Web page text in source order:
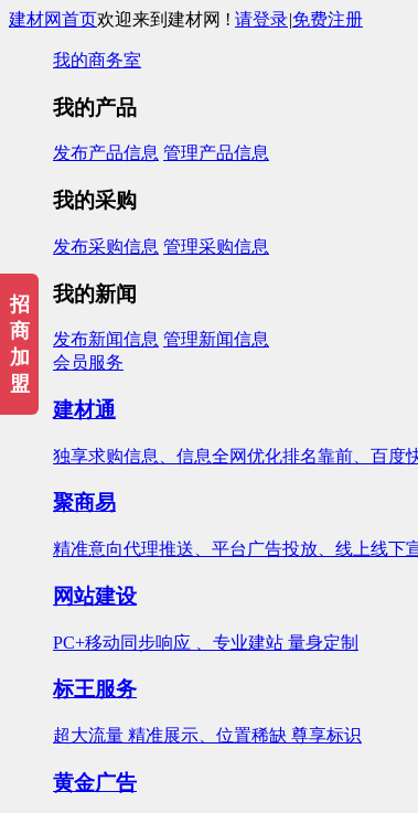
建材网首页欢迎来到建材网 ! 请登录|免费注册
我的商务室
我的产品
发布产品信息 管理产品信息
我的采购
发布采购信息 管理采购信息
我的新闻
发布新闻信息 管理新闻信息
会员服务
建材通
独享求购信息、信息全网优化排名靠前、百度
聚商易
精准意向代理推送、平台广告投放、线上线下
网站建设
PC+移动同步响应 、专业建站 量身定制
标王服务
超大流量 精准展示、位置稀缺 尊享标识
黄金广告
招
商
加
盟